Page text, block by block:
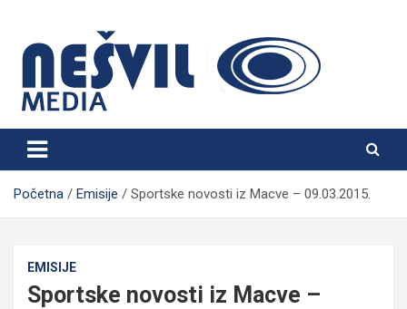
content
Nešvil Media Bogatić
Početna Emisije Sportske novosti iz Macve – 09.03.2015.
EMISIJE
Sportske novosti iz Macve –